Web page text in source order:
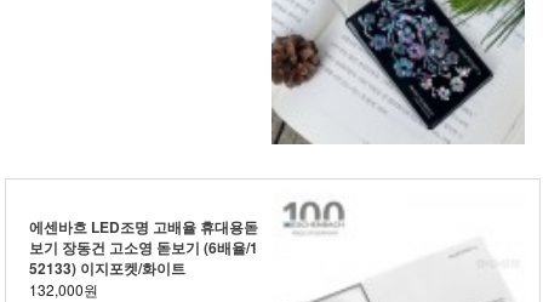
에센바흐 LED조명 고배율 휴대용돋
보기 장동건 고소영 돋보기 (6배율/1
52133) 이지포켓/화이트
132,000원